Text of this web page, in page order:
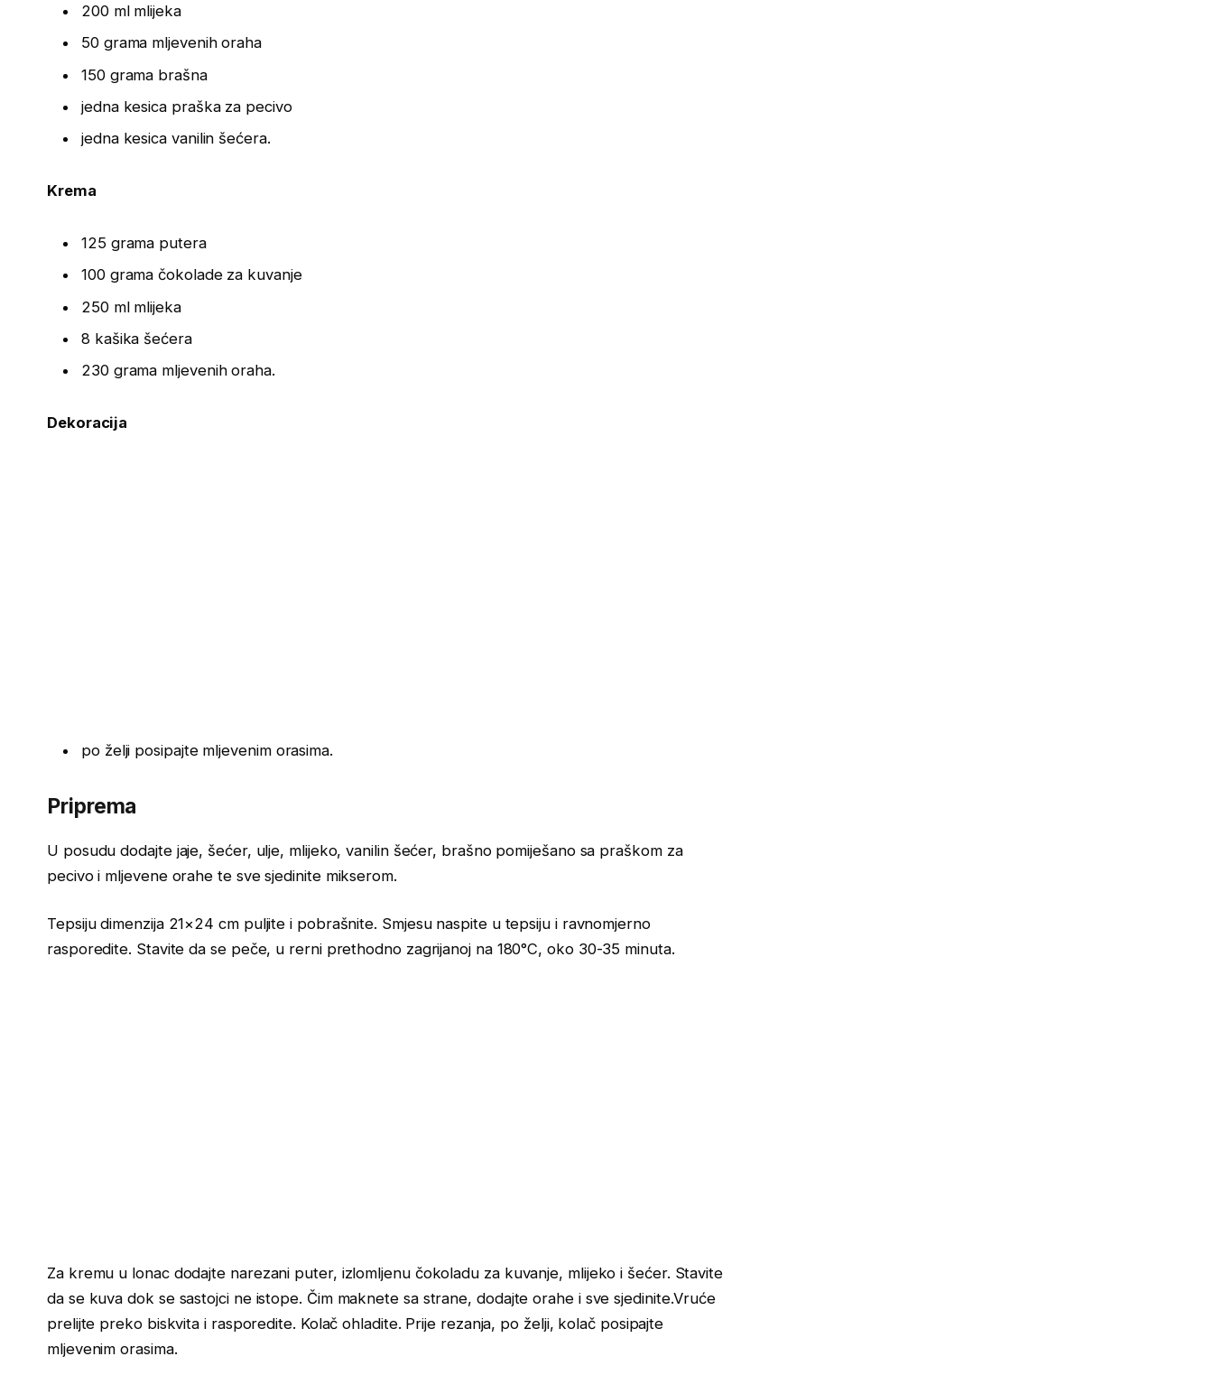
200 ml mlijeka
50 grama mljevenih oraha
150 grama brašna
jedna kesica praška za pecivo
jedna kesica vanilin šećera.
Krema
125 grama putera
100 grama čokolade za kuvanje
250 ml mlijeka
8 kašika šećera
230 grama mljevenih oraha.
Dekoracija
po želji posipajte mljevenim orasima.
Priprema
U posudu dodajte jaje, šećer, ulje, mlijeko, vanilin šećer, brašno pomiješano sa praškom za
pecivo i mljevene orahe te sve sjedinite mikserom.
Tepsiju dimenzija 21×24 cm puljite i pobrašnite. Smjesu naspite u tepsiju i ravnomjerno
rasporedite. Stavite da se peče, u rerni prethodno zagrijanoj na 180°C, oko 30-35 minuta.
Za kremu u lonac dodajte narezani puter, izlomljenu čokoladu za kuvanje, mlijeko i šećer. Stavite
da se kuva dok se sastojci ne istope. Čim maknete sa strane, dodajte orahe i sve sjedinite.Vruće
prelijte preko biskvita i rasporedite. Kolač ohladite. Prije rezanja, po želji, kolač posipajte
mljevenim orasima.